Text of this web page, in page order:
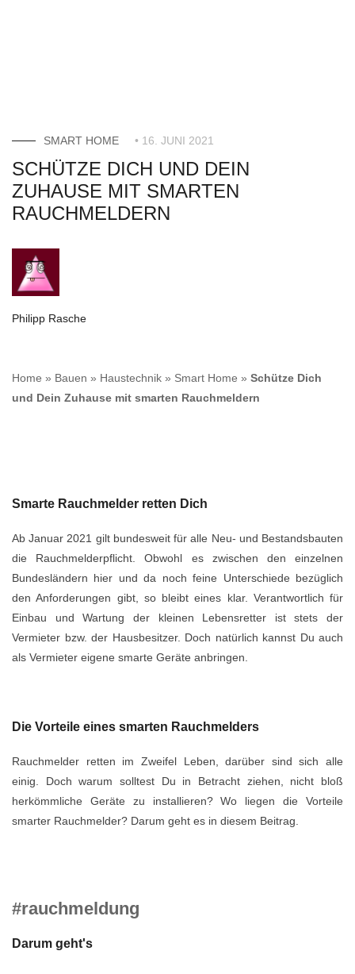
SMART HOME • 16. JUNI 2021
SCHÜTZE DICH UND DEIN
ZUHAUSE MIT SMARTEN
RAUCHMELDERN
Philipp Rasche
Home » Bauen » Haustechnik » Smart Home » Schütze Dich
und Dein Zuhause mit smarten Rauchmeldern
Smarte Rauchmelder retten Dich
Ab Januar 2021 gilt bundesweit für alle Neu- und Bestandsbauten
die Rauchmelderpflicht. Obwohl es zwischen den einzelnen
Bundesländern hier und da noch feine Unterschiede bezüglich
den Anforderungen gibt, so bleibt eines klar. Verantwortlich für
Einbau und Wartung der kleinen Lebensretter ist stets der
Vermieter bzw. der Hausbesitzer. Doch natürlich kannst Du auch
als Vermieter eigene smarte Geräte anbringen.
Die Vorteile eines smarten Rauchmelders
Rauchmelder retten im Zweifel Leben, darüber sind sich alle
einig. Doch warum solltest Du in Betracht ziehen, nicht bloß
herkömmliche Geräte zu installieren? Wo liegen die Vorteile
smarter Rauchmelder? Darum geht es in diesem Beitrag.
#rauchmeldung
Darum geht's